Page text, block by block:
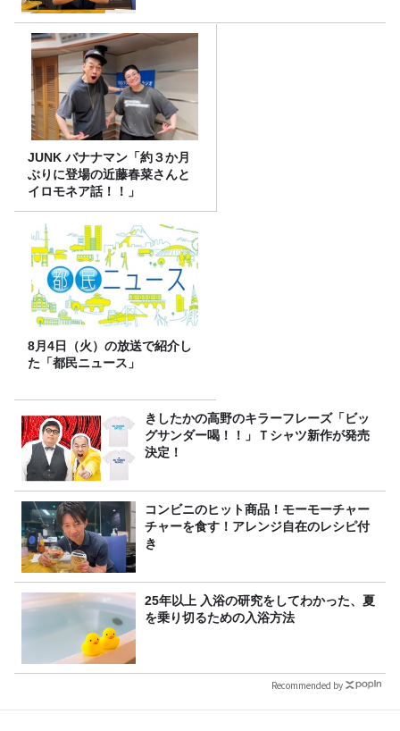
JUNK バナナマン「約３か月
ぶりに登場の近藤春菜さんと
イロモネア話！！」
8月4日（火）の放送で紹介し
た「都民ニュース」
きしたかの高野のキラーフレーズ「ビッ
グサンダー喝！！」Ｔシャツ新作が発売
決定！
コンビニのヒット商品！モーモーチャー
チャーを食す！アレンジ自在のレシピ付
き
25年以上 入浴の研究をしてわかった、夏
を乗り切るための入浴方法
Recommended by